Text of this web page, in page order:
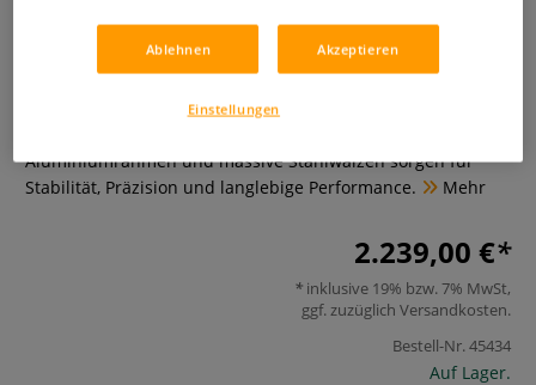
Eine professionelle Druckpresse für Radierung, Tiefdruck
und Lithografie mit einer Arbeitsfläche von 50 × 70 cm. Dank
1:3 Untersetzungsantrieb erzeugt sie hohen, gleichmäßigen
Aluminiumrahmen und massive Stahlwalzen sorgen für
Stabilität, Präzision und langlebige Performance.
Mehr
2.239,00 €
inklusive 19% bzw. 7% MwSt,
ggf. zuzüglich Versandkosten.
Bestell-Nr.45434
Auf Lager.
Ablehnen Akzeptieren
Einstellungen